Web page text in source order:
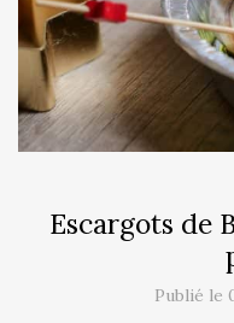
Escargots de
Publié le